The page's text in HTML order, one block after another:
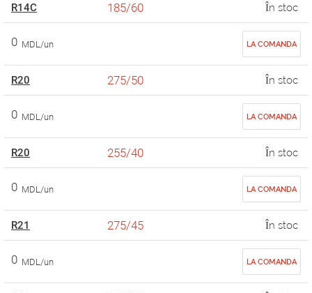
R14C 185/60 În stoc
0 MDL/un LA COMANDA
R20 275/50 În stoc
0 MDL/un LA COMANDA
R20 255/40 În stoc
0 MDL/un LA COMANDA
R21 275/45 În stoc
0 MDL/un LA COMANDA